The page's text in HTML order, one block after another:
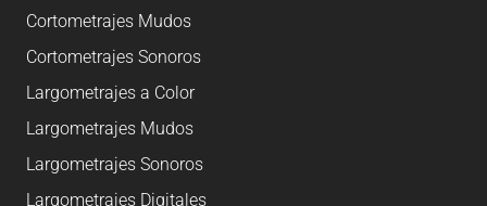
Cortometrajes Mudos
Cortometrajes Sonoros
Largometrajes a Color
Largometrajes Mudos
Largometrajes Sonoros
Largometrajes Digitales